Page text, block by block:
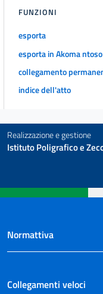
FUNZIONI
esporta
esporta in Akoma ntoso
collegamento
indice dell'atto
Realizzazione e gestione
Istituto Poligrafico e
Normattiva
Collegamenti veloci